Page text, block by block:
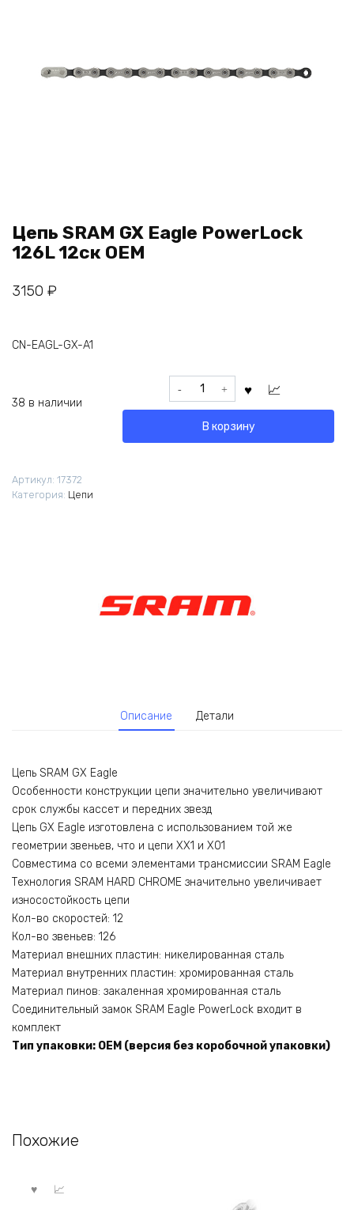
Цепь SRAM GX Eagle PowerLock
126L 12ск OEM
3150 ₽
CN-EAGL-GX-A1
38 в наличии
Количество
товара
В корзину
Артикул: 17372
Категория: Цепи
Описание Детали
Цепь SRAM GX Eagle
Особенности конструкции цепи значительно увеличивают
срок службы кассет и передних звезд
Цепь GX Eagle изготовлена ​​с использованием той же
геометрии звеньев, что и цепи XX1 и X01
Совместима со всеми элементами трансмиссии SRAM Eagle
Технология SRAM HARD CHROME значительно увеличивает
износостойкость цепи
Кол-во скоростей: 12
Кол-во звеньев: 126
Материал внешних пластин: никелированная сталь
Материал внутренних пластин: хромированная сталь
Материал пинов: закаленная хромированная сталь
Соединительный замок SRAM Eagle PowerLock входит в
комплект
Тип упаковки: OEM (версия без коробочной упаковки)
Похожие